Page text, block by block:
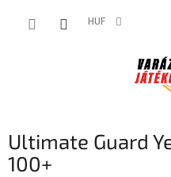
HUF
Ultimate Guard
100+